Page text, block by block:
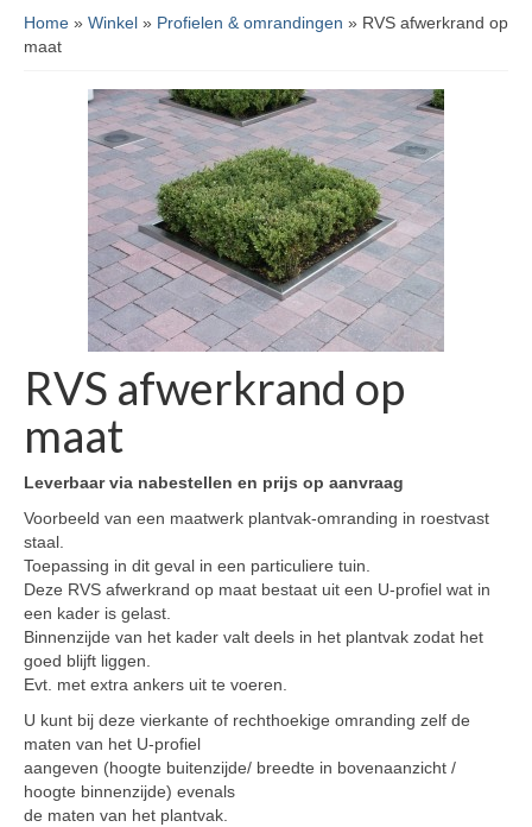
Home » Winkel » Profielen & omrandingen » RVS afwerkrand op
maat
RVS afwerkrand op
maat
Leverbaar via nabestellen en prijs op aanvraag
Voorbeeld van een maatwerk plantvak-omranding in roestvast
staal.
Toepassing in dit geval in een particuliere tuin.
Deze RVS afwerkrand op maat bestaat uit een U-profiel wat in
een kader is gelast.
Binnenzijde van het kader valt deels in het plantvak zodat het
goed blijft liggen.
Evt. met extra ankers uit te voeren.
U kunt bij deze vierkante of rechthoekige omranding zelf de
maten van het U-profiel
aangeven (hoogte buitenzijde/ breedte in bovenaanzicht /
hoogte binnenzijde) evenals
de maten van het plantvak.